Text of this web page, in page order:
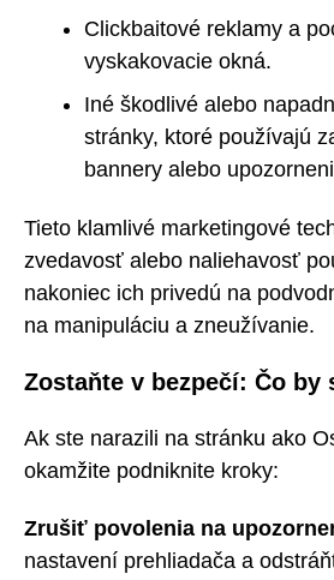
Clickbaitové reklamy a
vyskakovacie okná.
Iné škodlivé alebo
stránky, ktoré používajú
bannery alebo
Tieto klamlivé marketingové
zvedavosť alebo naliehavosť
nakoniec ich privedú na
na manipuláciu a zneužívanie.
Zostaňte v bezpečí: Čo
Ak ste narazili na stránku ako
okamžite podniknite kroky:
Zrušiť povolenia na
nastavení prehliadača a